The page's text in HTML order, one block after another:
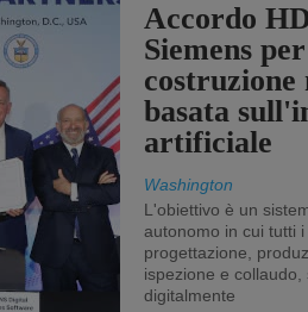
Accordo
Siemens
costruzione
basata
artificiale
Washington
L'obiettivo è un
autonomo in cui tutti
progettazione,
ispezione e collaudo,
digitalmente